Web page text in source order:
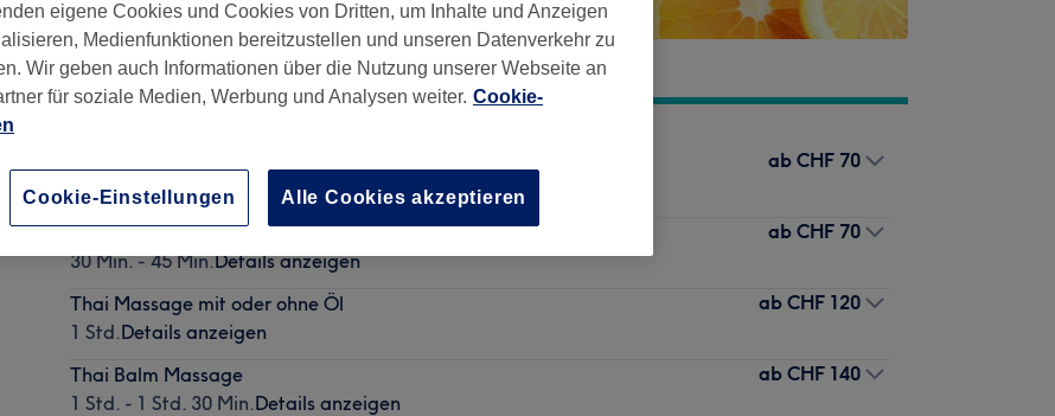
30 Min. - 1 Std.Details anzeigen
ab CHF 70
Schulter-, Rücken- & Nackenmassage
30 Min. - 45 Min.Details anzeigen
ab CHF 70
Thai Massage mit oder ohne Öl
1 Std.Details anzeigen
ab CHF 120
Thai Balm Massage
1 Std. - 1 Std. 30 Min.Details anzeigen
ab CHF 140
eigene Cookies und Cookies von Dritten, um Inhalte und Anzeigen
Medienfunktionen bereitzustellen und unseren Datenverkehr zu
Wir geben auch Informationen über die Nutzung unserer Webseite an
für soziale Medien, Werbung und Analysen weiter. Cookie-
Alle Cookies akzeptieren
Cookie-Einstellungen